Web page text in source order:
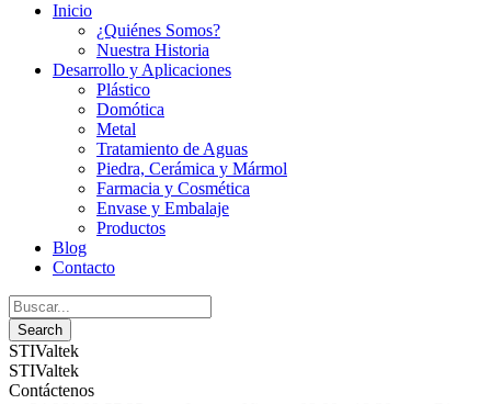
Inicio
¿Quiénes Somos?
Nuestra Historia
Desarrollo y Aplicaciones
Plástico
Domótica
Metal
Tratamiento de Aguas
Piedra, Cerámica y Mármol
Farmacia y Cosmética
Envase y Embalaje
Productos
Blog
Contacto
STIValtek
STIValtek
Contáctenos